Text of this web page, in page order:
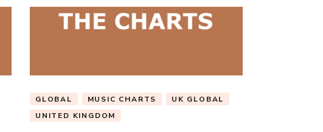
GLOBAL MUSIC CHARTS
UK GLOBAL
UNITED KINGDOM